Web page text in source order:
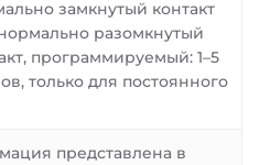
замкнутый контакт
разомкнутый
программируемый: 1–5
только для постоянного
представлена в